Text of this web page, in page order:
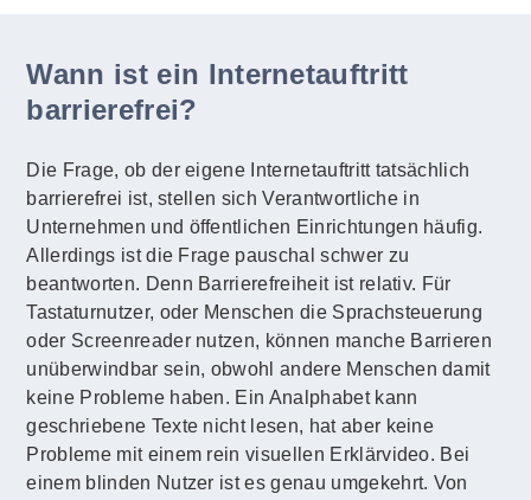
Wann ist ein Internetauftritt
barrierefrei?
Die Frage, ob der eigene Internetauftritt tatsächlich
barrierefrei ist, stellen sich Verantwortliche in
Unternehmen und öffentlichen Einrichtungen häufig.
Allerdings ist die Frage pauschal schwer zu
beantworten. Denn Barrierefreiheit ist relativ. Für
Tastaturnutzer, oder Menschen die Sprachsteuerung
oder Screenreader nutzen, können manche Barrieren
unüberwindbar sein, obwohl andere Menschen damit
keine Probleme haben. Ein Analphabet kann
geschriebene Texte nicht lesen, hat aber keine
Probleme mit einem rein visuellen Erklärvideo. Bei
einem blinden Nutzer ist es genau umgekehrt. Von